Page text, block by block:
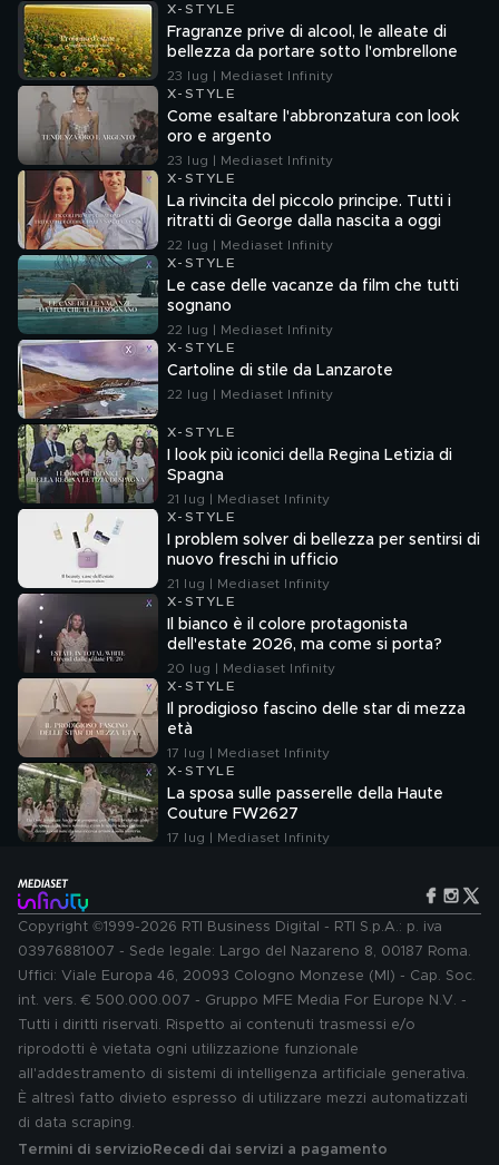
X-STYLE
Fragranze prive di alcool, le alleate di
bellezza da portare sotto l'ombrellone
23 lug | Mediaset Infinity
X-STYLE
Come esaltare l'abbronzatura con look
oro e argento
23 lug | Mediaset Infinity
X-STYLE
La rivincita del piccolo principe. Tutti i
ritratti di George dalla nascita a oggi
22 lug | Mediaset Infinity
X-STYLE
Le case delle vacanze da film che tutti
sognano
22 lug | Mediaset Infinity
X-STYLE
Cartoline di stile da Lanzarote
22 lug | Mediaset Infinity
X-STYLE
I look più iconici della Regina Letizia di
Spagna
21 lug | Mediaset Infinity
X-STYLE
I problem solver di bellezza per sentirsi di
nuovo freschi in ufficio
21 lug | Mediaset Infinity
X-STYLE
Il bianco è il colore protagonista
dell'estate 2026, ma come si porta?
20 lug | Mediaset Infinity
X-STYLE
Il prodigioso fascino delle star di mezza
età
17 lug | Mediaset Infinity
X-STYLE
La sposa sulle passerelle della Haute
Couture FW2627
17 lug | Mediaset Infinity
Copyright ©1999-2026 RTI Business Digital - RTI S.p.A.: p. iva
03976881007 - Sede legale: Largo del Nazareno 8, 00187 Roma.
Uffici: Viale Europa 46, 20093 Cologno Monzese (MI) - Cap. Soc.
int. vers. € 500.000.007 - Gruppo MFE Media For Europe N.V. -
Tutti i diritti riservati. Rispetto ai contenuti trasmessi e/o
riprodotti è vietata ogni utilizzazione funzionale
all'addestramento di sistemi di intelligenza artificiale generativa.
È altresì fatto divieto espresso di utilizzare mezzi automatizzati
di data scraping.
Termini di servizio Recedi dai servizi a pagamento